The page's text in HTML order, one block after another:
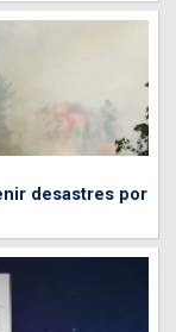
desastres por